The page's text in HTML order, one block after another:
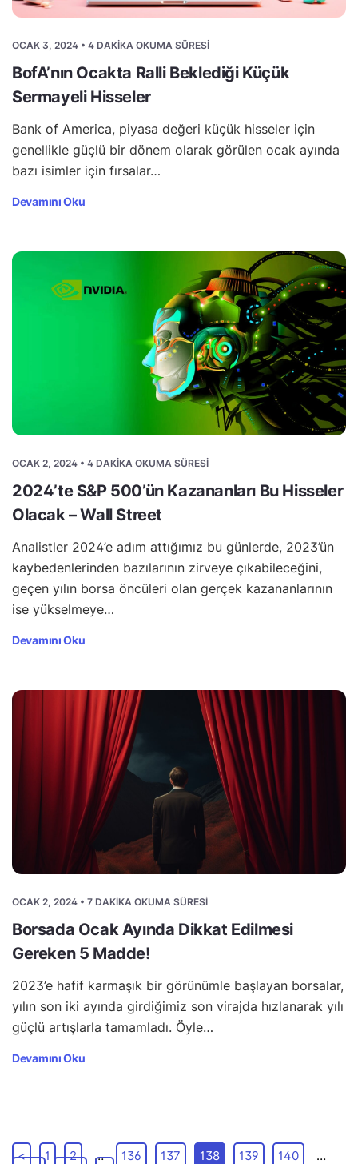
OCAK 3, 2024 • 4 DAKIKA OKUMA SÜRESI
BofA’nın Ocakta Ralli Beklediği Küçük
Sermayeli Hisseler
Bank of America, piyasa değeri küçük hisseler için
genellikle güçlü bir dönem olarak görülen ocak ayında
bazı isimler için fırsalar…
Devamını Oku
OCAK 2, 2024 • 4 DAKIKA OKUMA SÜRESI
2024’te S&P 500’ün Kazananları Bu Hisseler
Olacak – Wall Street
Analistler 2024’e adım attığımız bu günlerde, 2023’ün
kaybedenlerinden bazılarının zirveye çıkabileceğini,
geçen yılın borsa öncüleri olan gerçek kazananlarının
ise yükselmeye…
Devamını Oku
OCAK 2, 2024 • 7 DAKIKA OKUMA SÜRESI
Borsada Ocak Ayında Dikkat Edilmesi
Gereken 5 Madde!
2023’e hafif karmaşık bir görünümle başlayan borsalar,
yılın son iki ayında girdiğimiz son virajda hızlanarak yılı
güçlü artışlarla tamamladı. Öyle…
Devamını Oku
< 1 2 … 136 137 138 139 140
…